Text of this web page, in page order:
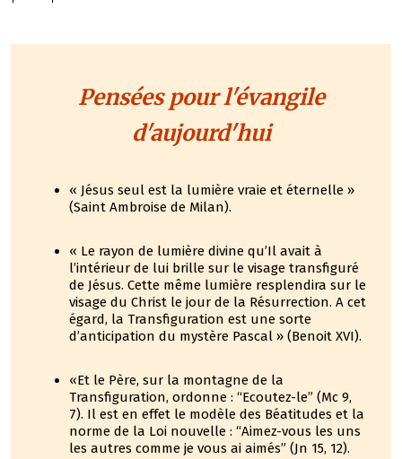
Pensées pour l'évangile
d'aujourd'hui
« Jésus seul est la lumière vraie et éternelle »
(Saint Ambroise de Milan).
« Le rayon de lumière divine qu’Il avait à
l’intérieur de lui brille sur le visage transfiguré
de Jésus. Cette même lumière resplendira sur le
visage du Christ le jour de la Résurrection. A cet
égard, la Transfiguration est une sorte
d’anticipation du mystère Pascal » (Benoit XVI).
«Et le Père, sur la montagne de la
Transfiguration, ordonne : “Ecoutez-le” (Mc 9,
7). Il est en effet le modèle des Béatitudes et la
norme de la Loi nouvelle : “Aimez-vous les uns
les autres comme je vous ai aimés” (Jn 15, 12).